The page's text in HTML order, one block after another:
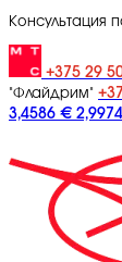
Консультация
+375 29
"Флайдрим"
3,4586 €